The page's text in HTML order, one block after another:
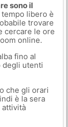
sono il
libero è
trovare
cercare le ore
online.
fino al
degli utenti
che gli orari
è la sera
attività